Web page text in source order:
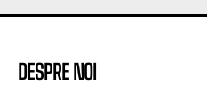
DESPRE NOI